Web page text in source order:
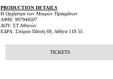
PRODUCTION DETAILS
Η Ορχήστρα των Μικρών Πραγμάτων
ΑΦΜ: 997944507
ΔΟΥ: ΣΤ Αθηνών
ΕΔΡΑ: Σπύρου Πάτση 69, Αθήνα 118 55
TICKETS